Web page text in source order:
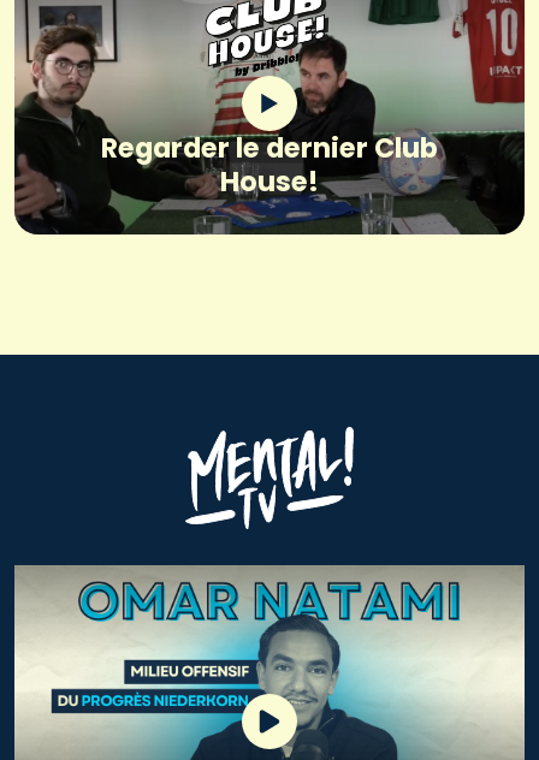
Regarder le dernier Club
House!